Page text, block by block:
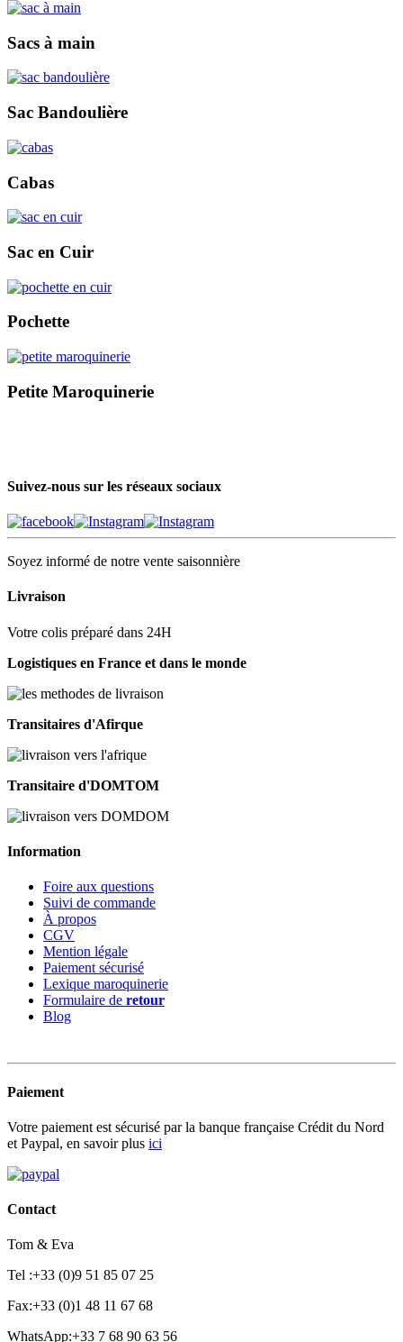
Sacs à main
Sac Bandoulière
Cabas
Sac en Cuir
Pochette
Petite Maroquinerie
Suivez-nous sur les réseaux sociaux
Soyez informé de notre vente saisonnière
Livraison
Votre colis préparé dans 24H
Logistiques en France et dans le monde
Transitaires d'Afirque
Transitaire d'DOMTOM
Information
Foire aux questions
Suivi de commande
À propos
CGV
Mention légale
Paiement sécurisé
Lexique maroquinerie
Formulaire de retour
Blog
Paiement
Votre paiement est sécurisé par la banque française Crédit du Nord
et Paypal, en savoir plus ici
Contact
Tom & Eva
Tel :+33 (0)9 51 85 07 25
Fax:+33 (0)1 48 11 67 68
WhatsApp:+33 7 68 90 63 56